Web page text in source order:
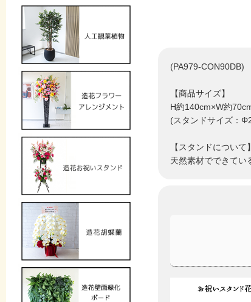
(PA979-CON90DB)
【商品サイズ】
H約140cm×W約
(スタンドサイズ：
【スタンドについて】
天然素材でできてい